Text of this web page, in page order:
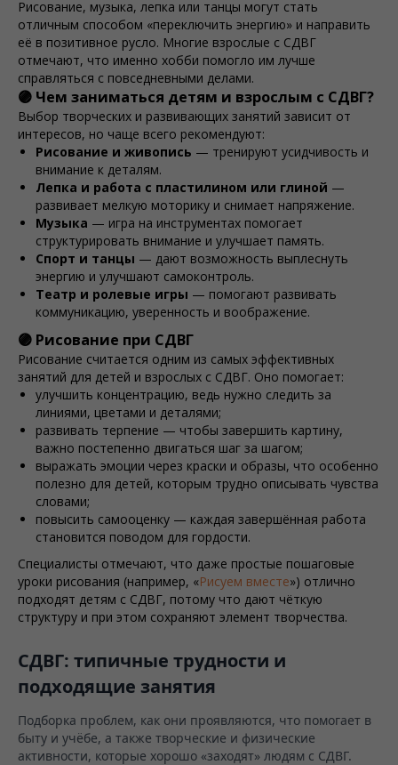
Рисование, музыка, лепка или танцы могут стать
отличным способом «переключить энергию» и направить
её в позитивное русло. Многие взрослые с СДВГ
отмечают, что именно хобби помогло им лучше
справляться с повседневными делами.
🟣 Чем заниматься детям и взрослым с СДВГ?
Выбор творческих и развивающих занятий зависит от
интересов, но чаще всего рекомендуют:
Рисование и живопись — тренируют усидчивость и
внимание к деталям.
Лепка и работа с пластилином или глиной —
развивает мелкую моторику и снимает напряжение.
Музыка — игра на инструментах помогает
структурировать внимание и улучшает память.
Спорт и танцы — дают возможность выплеснуть
энергию и улучшают самоконтроль.
Театр и ролевые игры — помогают развивать
коммуникацию, уверенность и воображение.
🟣 Рисование при СДВГ
Рисование считается одним из самых эффективных
занятий для детей и взрослых с СДВГ. Оно помогает:
улучшить концентрацию, ведь нужно следить за
линиями, цветами и деталями;
развивать терпение — чтобы завершить картину,
важно постепенно двигаться шаг за шагом;
выражать эмоции через краски и образы, что особенно
полезно для детей, которым трудно описывать чувства
словами;
повысить самооценку — каждая завершённая работа
становится поводом для гордости.
Специалисты отмечают, что даже простые пошаговые
уроки рисования (например, «Рисуем вместе») отлично
подходят детям с СДВГ, потому что дают чёткую
структуру и при этом сохраняют элемент творчества.
СДВГ: типичные трудности и
подходящие занятия
Подборка проблем, как они проявляются, что помогает в
быту и учёбе, а также творческие и физические
активности, которые хорошо «заходят» людям с СДВГ.